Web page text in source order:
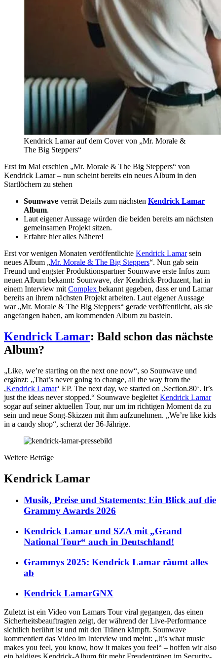
Kendrick Lamar auf dem Cover von „Mr. Morale &
The Big Steppers“
Erst im Mai erschien „Mr. Morale & The Big Steppers“ von
Kendrick Lamar – nun scheint bereits ein neues Album in den
Startlöchern zu stehen
Sounwave verrät Details zum nächsten Kendrick Lamar
Album.
Laut eigener Aussage würden die beiden bereits am nächsten
gemeinsamen Projekt sitzen.
Erfahre hier alles Nähere!
Erst vor wenigen Monaten veröffentlichte Kendrick Lamarsein
neues Album „Mr. Morale & The Big Steppers“. Nun gab sein
Freund und engster Produktionspartner Sounwave erste Infos zum
neuen Album bekannt: Sounwave, derKendrick-Produzent, hat in
einem Interview mit Complex bekannt gegeben, dass er und Lamar
bereits an ihrem nächsten Projekt arbeiten. Laut eigener Aussage
war „Mr. Morale & The Big Steppers“ gerade veröffentlicht, als sie
angefangen haben, am kommenden Album zu basteln.
Kendrick Lamar: Bald schon das nächste
Album?
„Like, we’re starting on the next one now“, so Sounwave und
ergänzt: „That’s never going to change, all the way from the
,Kendrick Lamar‘ EP. The next day, we started on ,Section.80‘. It’s
just the ideas never stopped.“ Sounwave begleitet Kendrick Lamar
sogar auf seiner aktuellen Tour, nur um im richtigen Moment da zu
sein und neue Song-Skizzen mit ihm aufzunehmen. „We’re like kids
in a candy shop“, scherzt der 36-Jährige.
Weitere Beträge
Kendrick Lamar
Musik, Preise und Statements: Ein Blick auf die
Grammy Awards 2026
Kendrick Lamar und SZA mit „Grand
National Tour“ auch in Deutschland!
Grammys 2025: Kendrick Lamar räumt alles
ab
Kendrick LamarGNX
Zuletzt ist ein Video von Lamars Tour viral gegangen, das einen
Sicherheitsbeauftragten zeigt, der während der Live-Performance
sichtlich berührt ist und mit den Tränen kämpft. Sounwave
kommentiert das Video im Interview und meint: „It’s what music
makes you feel, you know, how it makes you feel“ – hoffen wir also